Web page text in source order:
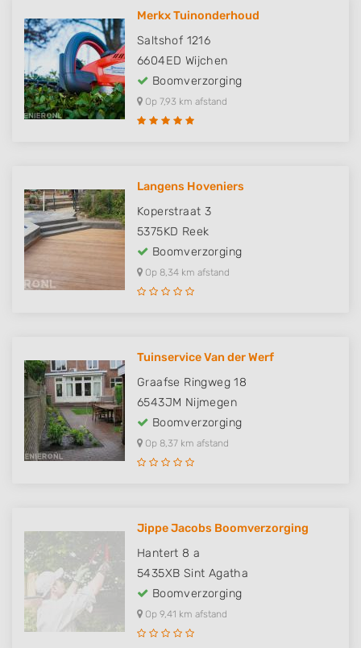
Merkx Tuinonderhoud
Saltshof 1216
6604ED Wijchen
Boomverzorging
Op 7,93 km afstand
Langens Hoveniers
Koperstraat 3
5375KD Reek
Boomverzorging
Op 8,34 km afstand
Tuinservice Van der Werf
Graafse Ringweg 18
6543JM Nijmegen
Boomverzorging
Op 8,37 km afstand
Jippe Jacobs Boomverzorging
Hantert 8 a
5435XB Sint Agatha
Boomverzorging
Op 9,41 km afstand